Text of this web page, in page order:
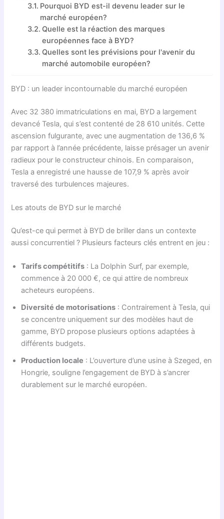
Pourquoi BYD est-il devenu leader sur le
marché européen?
Quelle est la réaction des marques
européennes face à BYD?
Quelles sont les prévisions pour l'avenir du
marché automobile européen?
BYD : un leader incontournable du marché européen
Avec 32 380 immatriculations en mai, BYD a largement
devancé Tesla, qui s’est contenté de 28 610 unités. Cette
ascension fulgurante, avec une augmentation de 136,6 %
par rapport à l’année précédente, laisse présager un avenir
radieux pour le constructeur chinois. En comparaison,
Tesla a enregistré une hausse de 107,9 % après avoir
traversé des turbulences majeures.
Les atouts de BYD sur le marché
Qu’est-ce qui permet à BYD de briller dans un contexte
aussi concurrentiel ? Plusieurs facteurs clés entrent en jeu :
Tarifs compétitifs : La Dolphin Surf, par exemple,
commence à 20 000 €, ce qui attire de nombreux
acheteurs européens.
Diversité de motorisations : Contrairement à Tesla, qui
se concentre uniquement sur des modèles haut de
gamme, BYD propose plusieurs options adaptées à
différents budgets.
Production locale : L’ouverture d’une usine à Szeged, en
Hongrie, souligne l’engagement de BYD à s’ancrer
durablement sur le marché européen.